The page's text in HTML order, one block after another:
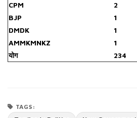
CPM
2
BJP
1
DMDK
1
AMMKMNKZ
1
योग
234
TAGS: